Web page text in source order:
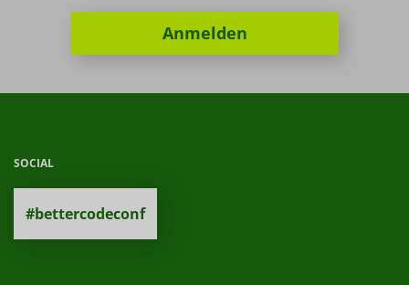
Anmelden
SOCIAL
#bettercodeconf